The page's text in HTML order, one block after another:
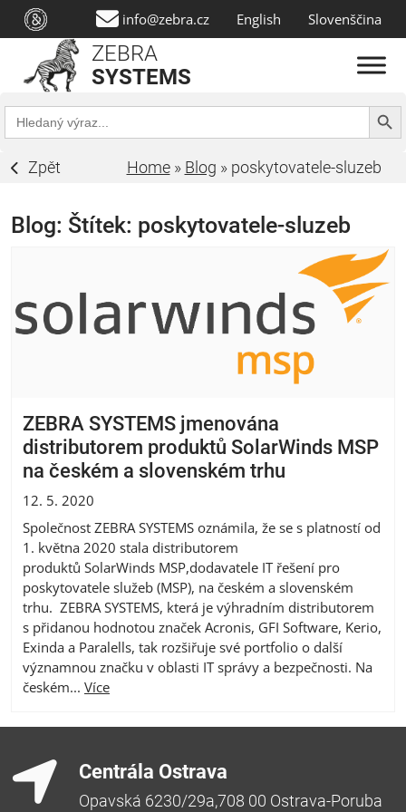
info@zebra.cz English Slovenščina
ZEBRA
SYSTEMS
Search
for:
Search
Zpět Home» Blog » poskytovatele-sluzeb
Blog: Štítek: poskytovatele-sluzeb
ZEBRA SYSTEMS jmenována
distributorem produktů SolarWinds MSP
na českém a slovenském trhu
12. 5. 2020
Společnost ZEBRA SYSTEMS oznámila, že se s platností od
1. května 2020 stala distributorem
produktů SolarWinds MSP,dodavatele IT řešení pro
poskytovatele služeb (MSP), na českém a slovenském
trhu. ZEBRA SYSTEMS, která je výhradním distributorem
s přidanou hodnotou značek Acronis, GFI Software, Kerio,
Exinda a Paralells, tak rozšiřuje své portfolio o další
významnou značku v oblasti IT správy a bezpečnosti. Na
českém... Více
Centrála Ostrava
Opavská 6230/29a,708 00 Ostrava-Poruba